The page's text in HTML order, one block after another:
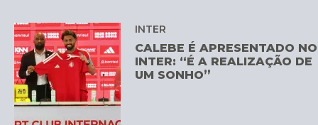
INTER
CALEBE É APRESENTADO NO
INTER: “É A REALIZAÇÃO DE
UM SONHO”